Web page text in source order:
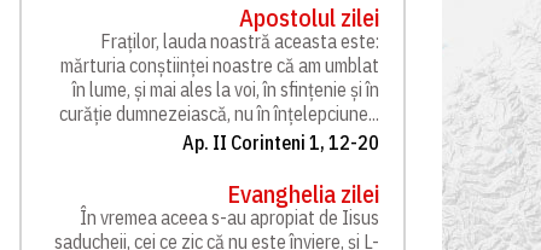
Apostolul zilei
Fraților, lauda noastră aceasta este:
mărturia conștiinței noastre că am umblat
în lume, și mai ales la voi, în sfințenie și în
curăție dumnezeiască, nu în înțelepciune...
Ap. II Corinteni 1, 12-20
Evanghelia zilei
În vremea aceea s-au apropiat de Iisus
saducheii, cei ce zic că nu este înviere, și L-